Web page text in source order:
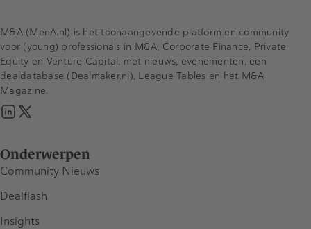
Onderwerpen
Community Nieuws
Dealflash
Insights
M&A (MenA.nl) is het toonaangevende platform en community
voor (young) professionals in M&A, Corporate Finance, Private
Equity en Venture Capital, met nieuws, evenementen, een
dealdatabase (Dealmaker.nl), League Tables en het M&A
Magazine.